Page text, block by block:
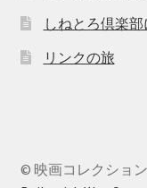
しねとろ倶楽
リンクの旅
© 映画コレクショ